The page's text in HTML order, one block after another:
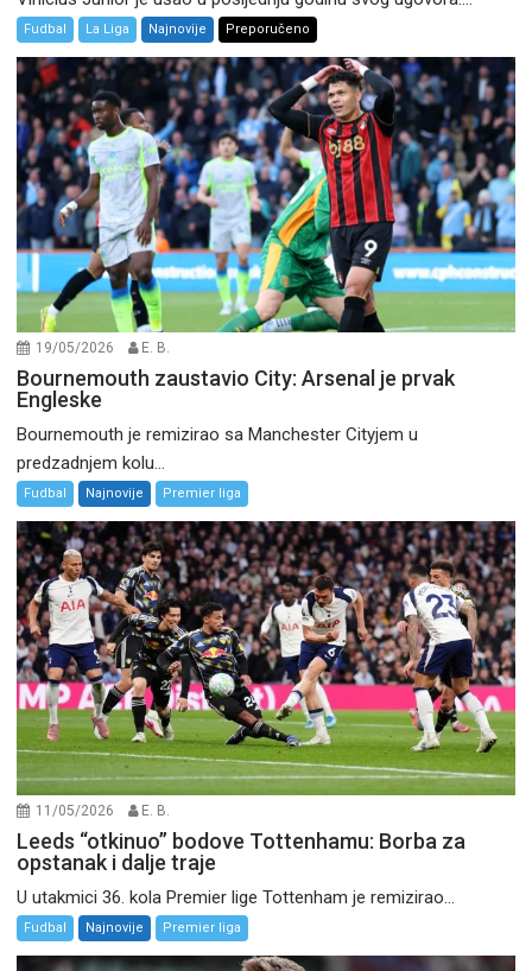
Fudbal La Liga Najnovije Preporučeno
19/05/2026 E. B.
Bournemouth zaustavio City: Arsenal je prvak
Engleske
Bournemouth je remizirao sa Manchester Cityjem u
predzadnjem kolu...
Fudbal Najnovije Premier liga
11/05/2026 E. B.
Leeds “otkinuo” bodove Tottenhamu: Borba za
opstanak i dalje traje
U utakmici 36. kola Premier lige Tottenham je remizirao...
Fudbal Najnovije Premier liga